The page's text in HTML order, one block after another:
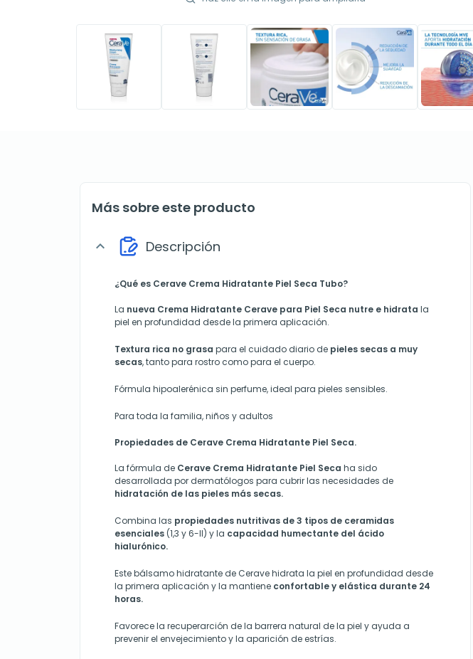
Más sobre este producto
expand_more Descripción
¿Qué es Cerave Crema Hidratante Piel Seca Tubo?
La nueva Crema Hidratante Cerave para Piel Seca nutre e hidrata la
piel en profundidad desde la primera aplicación.
Textura rica no grasa para el cuidado diario de pieles secas a muy
secas, tanto para rostro como para el cuerpo.
Fórmula hipoalerénica sin perfume, ideal para pieles sensibles.
Para toda la familia, niños y adultos
Propiedades de Cerave Crema Hidratante Piel Seca.
La fórmula de Cerave Crema Hidratante Piel Seca ha sido
desarrollada por dermatólogos para cubrir las necesidades de
hidratación de las pieles más secas.
Combina las propiedades nutritivas de 3 tipos de ceramidas
esenciales (1,3 y 6-II) y la capacidad humectante del ácido
hialurónico.
Este bálsamo hidratante de Cerave hidrata la piel en profundidad desde
la primera aplicación y la mantiene confortable y elástica durante 24
horas.
Favorece la recuperarción de la barrera natural de la piel y ayuda a
prevenir el envejecimiento y la aparición de estrías.